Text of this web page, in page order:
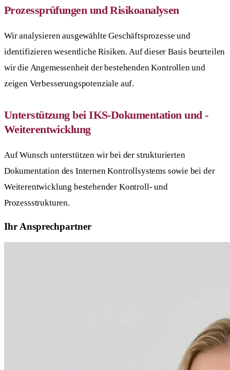
Prozessprüfungen und Risikoanalysen
Wir analysieren ausgewählte Geschäftsprozesse und
identifizieren wesentliche Risiken. Auf dieser Basis beurteilen
wir die Angemessenheit der bestehenden Kontrollen und
zeigen Verbesserungspotenziale auf.
Unterstützung bei IKS-Dokumentation und -
Weiterentwicklung
Auf Wunsch unterstützen wir bei der strukturierten
Dokumentation des Internen Kontrollsystems sowie bei der
Weiterentwicklung bestehender Kontroll- und
Prozessstrukturen.
Ihr Ansprechpartner